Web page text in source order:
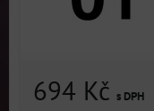
694 Kč s DPH